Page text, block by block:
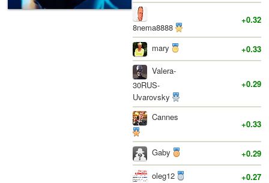
8nema8888
+0.32
mary
+0.33
Valera-
30RUS-
Uvarovsky
+0.29
Cannes
+0.33
Gaby
+0.29
oleg12
+0.27